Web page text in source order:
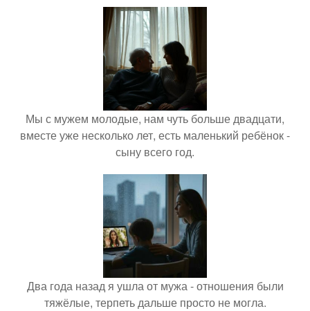
Мы с мужем молодые, нам чуть больше двадцати,
вместе уже несколько лет, есть маленький ребёнок -
сыну всего год.
Два года назад я ушла от мужа - отношения были
тяжёлые, терпеть дальше просто не могла.